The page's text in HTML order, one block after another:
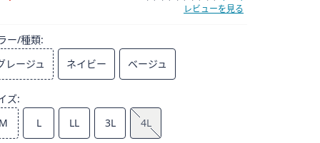
レビューを見る
ー/種類:
レージュ
ネイビー ベージュ
ズ:
L LL 3L 4L